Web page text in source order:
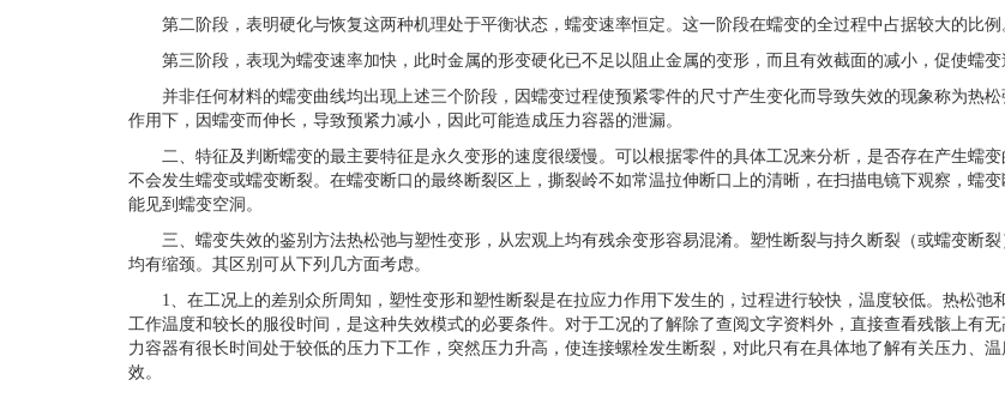
第二阶段，表明硬化与恢复这两种机理处于平衡状态，蠕变速率恒定。这一阶段在蠕变的全过程中占据较大的比例
第三阶段，表现为蠕变速率加快，此时金属的形变硬化已不足以阻止金属的变形，而且有效截面的减小，促使蠕变
并非任何材料的蠕变曲线均出现上述三个阶段，因蠕变过程使预紧零件的尺寸产生变化而导致失效的现象称为热
作用下，因蠕变而伸长，导致预紧力减小，因此可能造成压力容器的泄漏。
二、特征及判断蠕变的最主要特征是永久变形的速度很缓慢。可以根据零件的具体工况来分析，是否存在产生蠕变
不会发生蠕变或蠕变断裂。在蠕变断口的最终断裂区上，撕裂岭不如常温拉伸断口上的清晰，在扫描电镜下观察，蠕
能见到蠕变空洞。
三、蠕变失效的鉴别方法热松弛与塑性变形，从宏观上均有残余变形容易混淆。塑性断裂与持久断裂（或蠕变断
均有缩颈。其区别可从下列几方面考虑。
1、在工况上的差别众所周知，塑性变形和塑性断裂是在拉应力作用下发生的，过程进行较快，温度较低。热松
工作温度和较长的服役时间，是这种失效模式的必要条件。对于工况的了解除了查阅文字资料外，直接查看残骸上有
力容器有很长时间处于较低的压力下工作，突然压力升高，使连接螺栓发生断裂，对此只有在具体地了解有关压力、
效。